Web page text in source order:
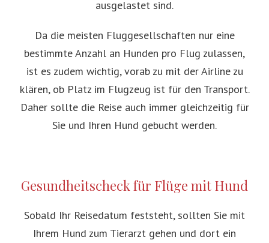
ausgelastet sind.
Da die meisten Fluggesellschaften nur eine
bestimmte Anzahl an Hunden pro Flug zulassen,
ist es zudem wichtig, vorab zu mit der Airline zu
klären, ob Platz im Flugzeug ist für den Transport.
Daher sollte die Reise auch immer gleichzeitig für
Sie und Ihren Hund gebucht werden.
Gesundheitscheck für Flüge mit Hund
Sobald Ihr Reisedatum feststeht, sollten Sie mit
Ihrem Hund zum Tierarzt gehen und dort ein